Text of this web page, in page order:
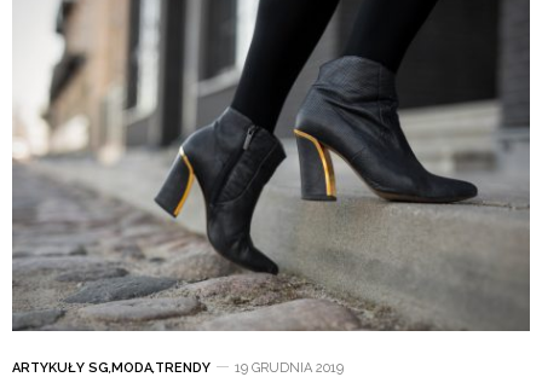
ARTYKUŁY SG MODA TRENDY 19 GRUDNIA 2019